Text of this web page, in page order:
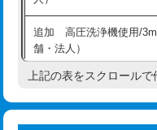
コンクリート斫り（厚さ
モルタル補修（厚さ10㎝
モルタル補修（厚さ10㎝
洗面台設置
給水管工事※（ホール加工)
給水管工事※（バンド止
給水管工事※（支持金具
給水管工事※（保温材使
め込み）)
追加 高圧洗浄機使用/
舗・法人）
高度高圧洗浄換
上記の表をスクロール